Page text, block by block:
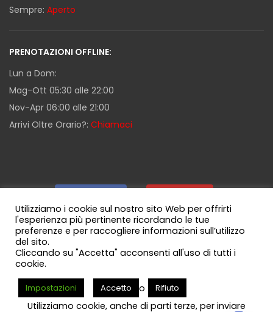
Sempre: Aperto
PRENOTAZIONI OFFLINE:
Lun a Dom:
Mag-Ott 05:30 alle 22:00
Nov-Apr 06:00 alle 21:00
Arrivi Oltre Orario?: Chiamaci
Guida Milazzo | Canale WhatsApp
© Copyright 2017 - 2026Mylae Parking - Milazzo
Utilizziamo i cookie sul nostro sito Web per offrirti
l'esperienza più pertinente ricordando le tue
preferenze e per raccogliere informazioni sull’utilizzo
del sito.
Cliccando su "Accetta" acconsenti all'uso di tutti i
cookie.
Impostazioni Accetto o Rifiuto
Utilizziamo cookie, anche di parti terze, per inviare